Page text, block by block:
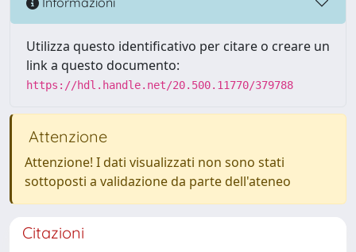
Utilizza questo identificativo per citare o creare un
link a questo documento:
https://hdl.handle.net/20.500.11770/379788
Attenzione
Attenzione! I dati visualizzati non sono stati
sottoposti a validazione da parte dell'ateneo
Citazioni